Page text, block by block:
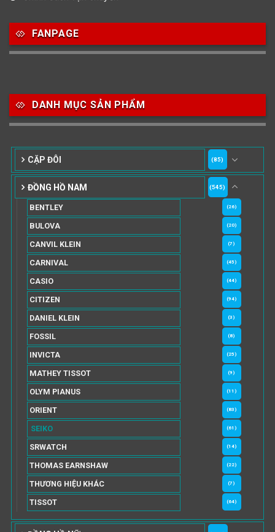
FANPAGE
DANH MỤC SẢN PHẨM
CẶP ĐÔI (85)
ĐỒNG HỒ NAM (545)
BENTLEY (26)
BULOVA (20)
CANVIL KLEIN (7)
CARNIVAL (45)
CASIO (44)
CITIZEN (94)
DANIEL KLEIN (3)
FOSSIL (8)
INVICTA (25)
MATHEY TISSOT (9)
OLYM PIANUS (11)
ORIENT (83)
SEIKO (61)
SRWATCH (14)
THOMAS EARNSHAW (22)
THƯƠNG HIỆU KHÁC (7)
TISSOT (64)